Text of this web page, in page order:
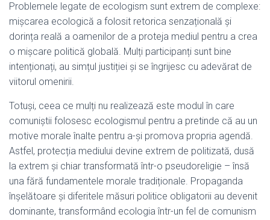
Problemele legate de ecologism sunt extrem de complexe:
mișcarea ecologică a folosit retorica senzațională și
dorința reală a oamenilor de a proteja mediul pentru a crea
o mișcare politică globală. Mulți participanți sunt bine
intenționați, au simțul justiției și se îngrijesc cu adevărat de
viitorul omenirii.
Totuși, ceea ce mulți nu realizează este modul în care
comuniștii folosesc ecologismul pentru a pretinde că au un
motive morale înalte pentru a-și promova propria agendă.
Astfel, protecția mediului devine extrem de politizată, dusă
la extrem și chiar transformată într-o pseudoreligie – însă
una fără fundamentele morale tradiționale. Propaganda
înșelătoare și diferitele măsuri politice obligatorii au devenit
dominante, transformând ecologia într-un fel de comunism